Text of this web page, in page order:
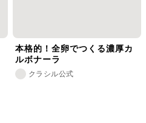
本格的！全卵でつくる濃厚カ
ルボナーラ
クラシル公式